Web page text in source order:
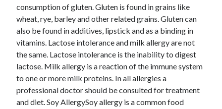
consumption of gluten. Gluten is found in grains like
wheat, rye, barley and other related grains. Gluten can
also be found in additives, lipstick and as a binding in
vitamins. Lactose intolerance and milk allergy are not
the same. Lactose intolerance is the inability to digest
lactose. Milk allergy is a reaction of the immune system
to one or more milk proteins. In all allergies a
professional doctor should be consulted for treatment
and diet. Soy AllergySoy allergy is a common food